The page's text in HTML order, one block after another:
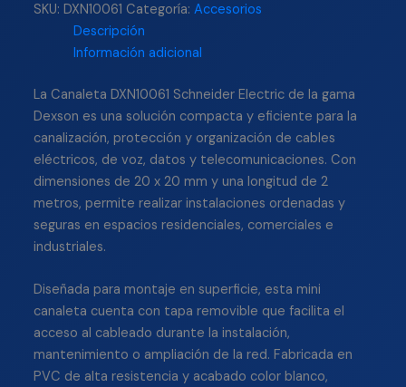
SKU:DXN10061 Categoría:Accesorios
Descripción
Información adicional
La Canaleta DXN10061 Schneider Electric de la gama
Dexson es una solución compacta y eficiente para la
canalización, protección y organización de cables
eléctricos, de voz, datos y telecomunicaciones. Con
dimensiones de 20 x 20 mm y una longitud de 2
metros, permite realizar instalaciones ordenadas y
seguras en espacios residenciales, comerciales e
industriales.
Diseñada para montaje en superficie, esta mini
canaleta cuenta con tapa removible que facilita el
acceso al cableado durante la instalación,
mantenimiento o ampliación de la red. Fabricada en
PVC de alta resistencia y acabado color blanco,